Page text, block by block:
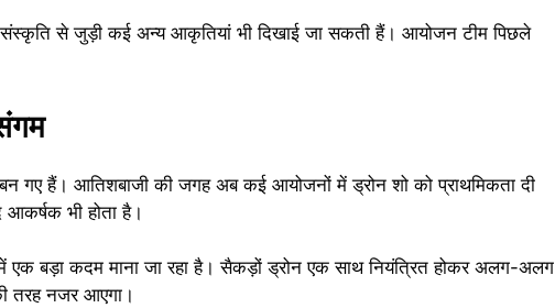
से जुड़ी कई अन्य आकृतियां भी दिखाई जा सकती हैं। आयोजन टीम पिछले
गए हैं। आतिशबाजी की जगह अब कई आयोजनों में ड्रोन शो को प्राथमिकता दी
आकर्षक भी होता है।
में एक बड़ा कदम माना जा रहा है। सैकड़ों ड्रोन एक साथ नियंत्रित होकर अलग-अलग
तरह नजर आएगा।